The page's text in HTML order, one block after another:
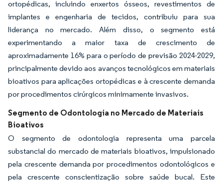
ortopédicas, incluindo enxertos ósseos, revestimentos de
implantes e engenharia de tecidos, contribuiu para sua
liderança no mercado. Além disso, o segmento está
experimentando a maior taxa de crescimento de
aproximadamente 16% para o período de previsão 2024-2029,
principalmente devido aos avanços tecnológicos em materiais
bioativos para aplicações ortopédicas e à crescente demanda
por procedimentos cirúrgicos minimamente invasivos.
Segmento de Odontologia no Mercado de Materiais
Bioativos
O segmento de odontologia representa uma parcela
substancial do mercado de materiais bioativos, impulsionado
pela crescente demanda por procedimentos odontológicos e
pela crescente conscientização sobre saúde bucal. Este